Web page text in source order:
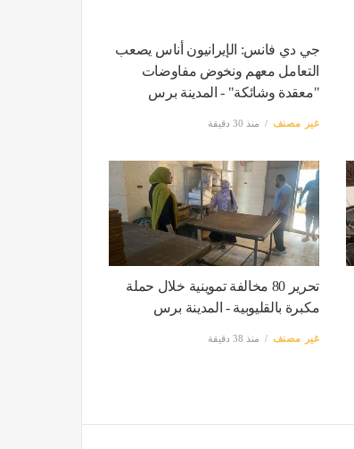
جي دي فانس: الإيرانيون أناس يصعب
التعامل معهم ونخوض مفاوضات
"معقدة وشائكة" - المدينة برس
غير مصنف منذ 30 دقيقة
تحرير 80 مخالفة تموينية خلال حملة
مكبرة بالقليوبية - المدينة برس
غير مصنف منذ 38 دقيقة